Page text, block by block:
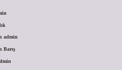
admin
Barış